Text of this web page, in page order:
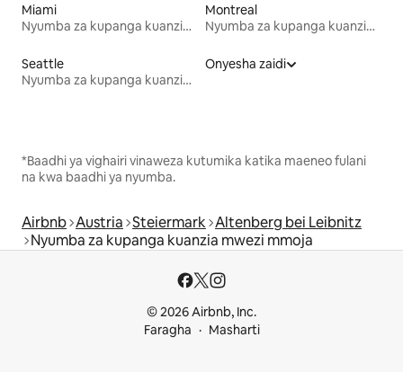
Miami
Nyumba za kupanga kuanzia mwezi mmoja
Montreal
Nyumba za kupanga kuanzia mwezi mmoja
Seattle
Nyumba za kupanga kuanzia mwezi mmoja
Onyesha zaidi
*Baadhi ya vighairi vinaweza kutumika katika maeneo fulani
na kwa baadhi ya nyumba.
Airbnb Austria Steiermark Altenberg bei Leibnitz
Nyumba za kupanga kuanzia mwezi mmoja
© 2026 Airbnb, Inc.
Faragha
Masharti